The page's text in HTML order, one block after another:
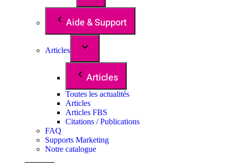
Aide & Support
Articles
Articles
Toutes les actualités
Articles
Articles FBS
Citations / Publications
FAQ
Supports Marketing
Notre catalogue